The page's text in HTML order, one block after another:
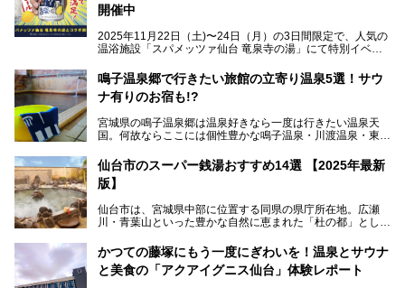
特筆すべきは、館内で完結する圧倒的な「湯めぐり」のバリ
エーション。“温泉のデパート”・“東の横綱”と称される鳴子
温泉郷の中でも、3本の異なる自家源泉を使い分けるその実
力は折り紙付き。実際に宿泊した筆者が、“温泉”を中心にそ
の全貌を詳細レビューします！
開催中
2025年11月22日（土)〜24日（月）の3日間限定で、人気の
温浴施設「スパメッツァ仙台 竜泉寺の湯」にて特別イベン
「サッポロ 濃い搾りレモンサワー ノンアルコール」を無料
配布します。さらにSNS投稿で「サッポロ 濃い搾りグレフ
ルサワー ノンアルコール」もプレゼント。湯上がりにぴっ
ー
提供元：サッポロビール【PR】
鳴子温泉郷で行きたい旅館の立寄り温泉5選！サウ
ナ有りのお宿も!?
宮城県の鳴子温泉郷は温泉好きなら一度は行きたい温泉天
国。何故ならここには個性豊かな鳴子温泉・川渡温泉・東鳴
硫黄泉、塩化物泉、硫酸塩泉、炭酸水素塩泉などと多様な泉
質がそろっているからです。
の旅館・ホテルも立ち寄り入浴に門戸を開いてくれていま
す。
今回はそんな旅館の中から、おすすめしたい5ヶ所の温泉を
セレクトしてみました。うち3ヶ所はサウナも楽しめます。
仙台市のスーパー銭湯おすすめ14選 【2025年最新
版】
仙台市は、宮城県中部に位置する同県の県庁所在地。広瀬
川・青葉山といった豊かな自然に恵まれた「杜の都」として
人気です。新幹線を使えば都心から1時間30分とアクセスも
よく、気軽に訪れやすい地方都市の1つです。
かつての藤塚にもう一度にぎわいを！温泉とサウナ
と美食の「アクアイグニス仙台」体験レポート